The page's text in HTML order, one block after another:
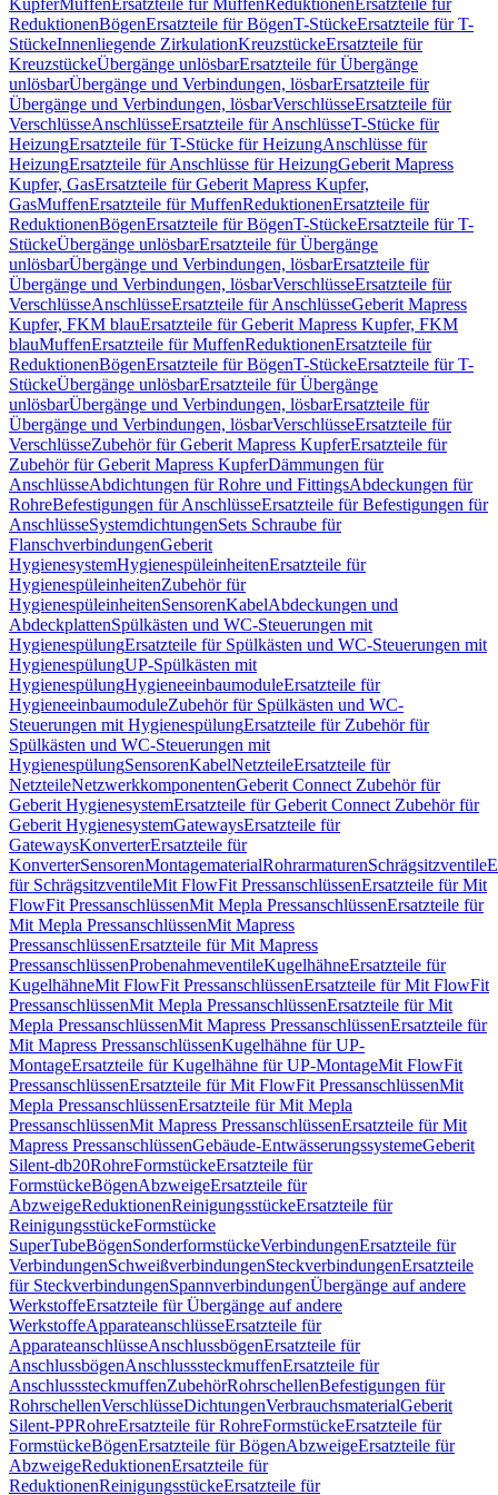
KupferMuffen Ersatzteile für Muffen Reduktionen Ersatzteile für
ReduktionenBögenErsatzteile für BögenT-StückeErsatzteile für T-
StückeInnenliegende ZirkulationKreuzstückeErsatzteile für
KreuzstückeÜbergänge unlösbarErsatzteile für Übergänge
unlösbarÜbergänge und Verbindungen, lösbarErsatzteile für
Übergänge und Verbindungen, lösbarVerschlüsseErsatzteile für
VerschlüsseAnschlüsseErsatzteile für AnschlüsseT-Stücke für
HeizungErsatzteile für T-Stücke für HeizungAnschlüsse für
HeizungErsatzteile für Anschlüsse für HeizungGeberit Mapress
Kupfer, GasErsatzteile für Geberit Mapress Kupfer,
GasMuffenErsatzteile für MuffenReduktionenErsatzteile für
ReduktionenBögenErsatzteile für BögenT-StückeErsatzteile für T-
StückeÜbergänge unlösbarErsatzteile für Übergänge
unlösbarÜbergänge und Verbindungen, lösbarErsatzteile für
Übergänge und Verbindungen, lösbarVerschlüsseErsatzteile für
VerschlüsseAnschlüsseErsatzteile für AnschlüsseGeberit Mapress
Kupfer, FKM blauErsatzteile für Geberit Mapress Kupfer, FKM
blauMuffenErsatzteile für MuffenReduktionenErsatzteile für
ReduktionenBögenErsatzteile für BögenT-StückeErsatzteile für T-
StückeÜbergänge unlösbarErsatzteile für Übergänge
unlösbarÜbergänge und Verbindungen, lösbarErsatzteile für
Übergänge und Verbindungen, lösbarVerschlüsseErsatzteile für
VerschlüsseZubehör für Geberit Mapress KupferErsatzteile für
Zubehör für Geberit Mapress KupferDämmungen für
AnschlüsseAbdichtungen für Rohre und FittingsAbdeckungen für
RohreBefestigungen für AnschlüsseErsatzteile für Befestigungen für
AnschlüsseSystemdichtungenSets Schraube für
FlanschverbindungenGeberit
HygienesystemHygienespüleinheitenErsatzteile für
HygienespüleinheitenZubehör für
HygienespüleinheitenSensorenKabelAbdeckungen und
AbdeckplattenSpülkästen und WC-Steuerungen mit
HygienespülungErsatzteile für Spülkästen und WC-Steuerungen mit
HygienespülungUP-Spülkästen mit
HygienespülungHygieneeinbaumoduleErsatzteile für
HygieneeinbaumoduleZubehör für Spülkästen und WC-
Steuerungen mit HygienespülungErsatzteile für Zubehör für
Spülkästen und WC-Steuerungen mit
HygienespülungSensorenKabelNetzteileErsatzteile für
NetzteileNetzwerkkomponentenGeberit Connect Zubehör für
Geberit HygienesystemErsatzteile für Geberit Connect Zubehör für
Geberit HygienesystemGatewaysErsatzteile für
GatewaysKonverterErsatzteile für
KonverterSensorenMontagematerialRohrarmaturenSchrägsitzventile
für SchrägsitzventileMit FlowFit PressanschlüssenErsatzteile für Mit
FlowFit PressanschlüssenMit Mepla PressanschlüssenErsatzteile für
Mit Mepla PressanschlüssenMit Mapress
PressanschlüssenErsatzteile für Mit Mapress
PressanschlüssenProbenahmeventileKugelhähneErsatzteile für
KugelhähneMit FlowFit PressanschlüssenErsatzteile für Mit FlowFit
PressanschlüssenMit Mepla PressanschlüssenErsatzteile für Mit
Mepla PressanschlüssenMit Mapress PressanschlüssenErsatzteile für
Mit Mapress PressanschlüssenKugelhähne für UP-
MontageErsatzteile für Kugelhähne für UP-MontageMit FlowFit
PressanschlüssenErsatzteile für Mit FlowFit PressanschlüssenMit
Mepla PressanschlüssenErsatzteile für Mit Mepla
PressanschlüssenMit Mapress PressanschlüssenErsatzteile für Mit
Mapress PressanschlüssenGebäude-EntwässerungssystemeGeberit
Silent-db20RohreFormstückeErsatzteile für
FormstückeBögenAbzweigeErsatzteile für
AbzweigeReduktionenReinigungsstückeErsatzteile für
ReinigungsstückeFormstücke
SuperTubeBögenSonderformstückeVerbindungenErsatzteile für
VerbindungenSchweißverbindungenSteckverbindungenErsatzteile
für SteckverbindungenSpannverbindungenÜbergänge auf andere
WerkstoffeErsatzteile für Übergänge auf andere
WerkstoffeApparateanschlüsseErsatzteile für
ApparateanschlüsseAnschlussbögenErsatzteile für
AnschlussbögenAnschlusssteckmuffenErsatzteile für
AnschlusssteckmuffenZubehörRohrschellenBefestigungen für
RohrschellenVerschlüsseDichtungenVerbrauchsmaterialGeberit
Silent-PPRohreErsatzteile für RohreFormstückeErsatzteile für
FormstückeBögenErsatzteile für BögenAbzweigeErsatzteile für
AbzweigeReduktionenErsatzteile für
ReduktionenReinigungsstückeErsatzteile für